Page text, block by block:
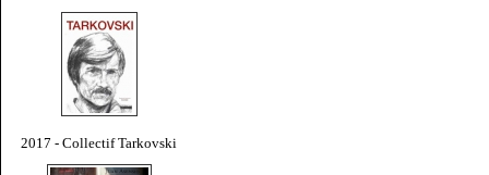
2017 - Collectif Tarkovski